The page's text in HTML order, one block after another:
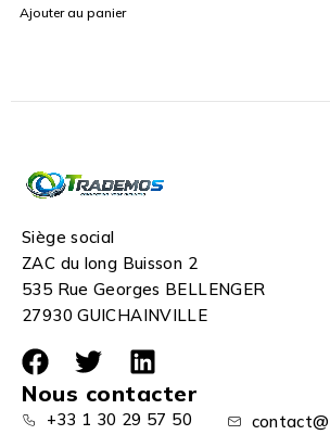
Ajouter au panier
Siège social
ZAC du long Buisson 2
535 Rue Georges BELLENGER
27930 GUICHAINVILLE
Nous contacter
+33 1 30 29 57 50